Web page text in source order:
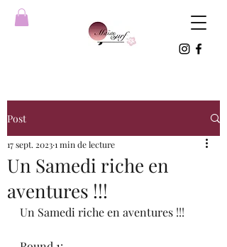
Post
Un Samedi riche en
aventures !!!
17 sept. 20231 min de lecture
Un Samedi riche en aventures !!!